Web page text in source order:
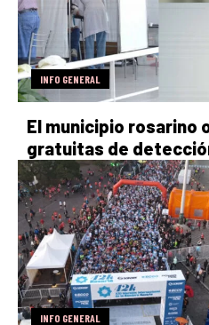
INFO GENERAL
El municipio rosarino
gratuitas de
INFO GENERAL